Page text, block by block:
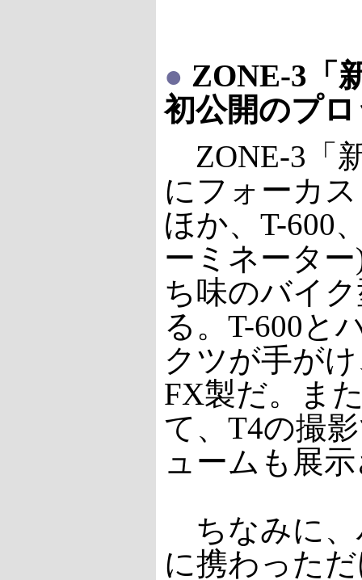
● ZONE-3「
初公開のプ
ZONE-3「
にフォーカ
ほか、T-600
ーミネータ
ち味のバイ
る。T-600と
クツが手が
FX製だ。ま
て、T4の撮
ュームも展
ちなみに、
に携わった